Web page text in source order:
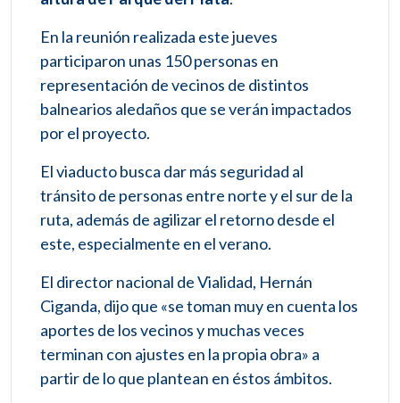
En la reunión realizada este jueves
participaron unas 150 personas en
representación de vecinos de distintos
balnearios aledaños que se verán impactados
por el proyecto.
El viaducto busca dar más seguridad al
tránsito de personas entre norte y el sur de la
ruta, además de agilizar el retorno desde el
este, especialmente en el verano.
El director nacional de Vialidad, Hernán
Ciganda, dijo que «se toman muy en cuenta los
aportes de los vecinos y muchas veces
terminan con ajustes en la propia obra» a
partir de lo que plantean en éstos ámbitos.